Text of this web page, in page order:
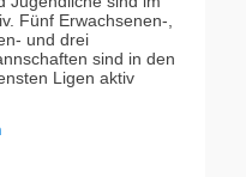
Fünf Erwachsenen-,
und drei
sind in den
Ligen aktiv